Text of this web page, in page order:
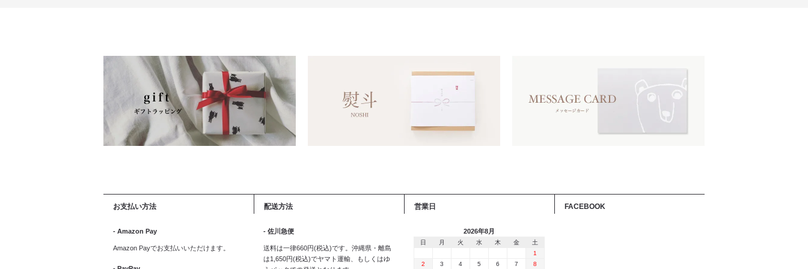
お支払い方法
- Amazon Pay
Amazon Payでお支払いいただけます。
配送方法
- 佐川急便
送料は一律660円(税込)です。沖縄県・離島
は1,650円(税込)でヤマト運輸、もしくはゆ
営業日
2026年8月
日 月 火 水 木 金
土
1
2
3 4 5 6 7 8
FACEBOOK